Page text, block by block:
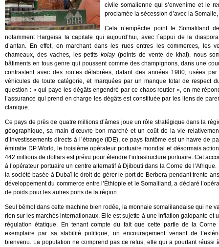
civile somalienne qui s’envenime et le
proclamée la sécession d’avec la
Cela n’empêche point le Somaliland
notamment Hargeisa la capitale qui aujourd’hui, avec l´appui de la
d’antan. En effet, en marchant dans les rues entres les commerces, les
chameaux, des vaches, les petitskolay(points de vente de khat), nous
bâtiments en tous genre qui poussent comme des champignons, dans une
contrastent avec des routes délabrées, datant des années 1980, usées
véhicules de toute catégorie, et marquées par un manque total de respect
question : « qui paye les dégâts engendré par ce chaos routier », on me
l’assurance qui prend en charge les dégâts est constituée par les liens de
clanique.
Ce pays de près de quatre millions d’âmes joue un rôle stratégique dans la
géographique, sa main d’œuvre bon marché et un coût de la vie
d’investissements directs à l´étrange (IDE), ce pays fantôme est un havre de
émiratie DP World, le troisième opérateur portuaire mondial et désormais
442 millions de dollars est prévu pour étendre l’infrastructure portuaire. Cet
à l’opérateur portuaire un centre alternatif à Djibouti dans la Corne de
la société basée à Dubaï le droit de gérer le port de Berbera pendant trente
développement du commerce entre l’Éthiopie et le Somaliland, a déclaré
de poids pour les autres ports de la région.
Seul bémol dans cette machine bien rodée, la monnaie somalilandaise qui ne
rien sur les marchés internationaux. Elle est sujette à une inflation galopante et
régulation étatique. En tenant compte du fait que cette partie de la Corne
exemplaire par sa stabilité politique, un encouragement venant de
bienvenu. La population ne comprend pas ce refus, elle qui a pourtant réussi